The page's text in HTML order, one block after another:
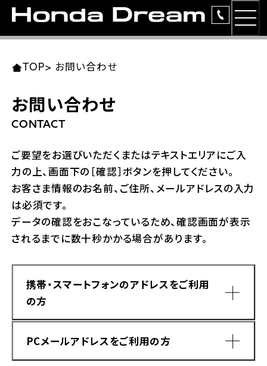
ラインアップ
安心のサービス
レンタルバイク
洋用品
イベント
お問い合わせ
TOP> お問い合わせ
お問い合わせ
CONTACT
ご要望をお選びいただくまたはテキストエリアにご入
力の上、画面下の［確認］ボタンを押してください。
お客さま情報のお名前、ご住所、メールアドレスの入力
は必須です。
データの確認をおこなっているため、確認画面が表示
されるまでに数十秒かかる場合があります。
携帯・スマートフォンのアドレスをご利用
の方
PCメールアドレスをご利用の方
東北エリア 店舗一覧
岩手県
宮城県
ホンダドリーム 仙台泉
福島県
関東エリア 店舗一覧
東京都
ホンダドリーム 西東京
ホンダドリーム 練馬
ホンダドリーム 板橋
ホンダドリーム 大田
ホンダドリーム 立川
中部エリア 店舗一覧
愛知県
ホンダドリーム 名古屋南
ホンダドリーム 小牧
ホンダドリーム 名古屋東
ホンダドリーム 豊橋
ホンダドリーム 名古屋上小田井
近畿エリア 店舗一覧
大阪府
ホンダドリーム 箕面
ホンダドリーム 藤井寺
ホンダドリーム 東淀川
京都府
ホンダドリーム 京都伏見
中国・四国エリア 店舗一覧
岡山県
広島県
ホンダドリーム 広島
徳島県
九州エリア 店舗一覧
福岡県
ホンダドリーム 福岡東
ホンダドリーム 久留米
ホンダドリーム 福岡春日
熊本県
ホンダドリーム 熊本